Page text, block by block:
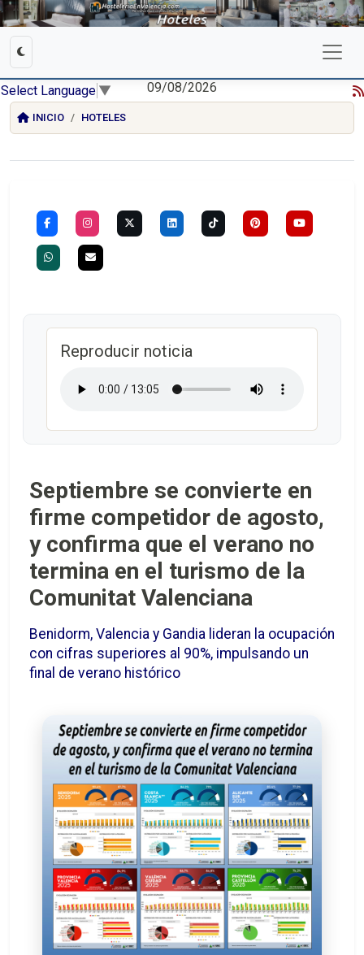
Select Language ▼ 09/08/2026
INICIO HOTELES
Reproducir noticia
Septiembre se convierte en
firme competidor de agosto,
y confirma que el verano no
termina en el turismo de la
Comunitat Valenciana
Benidorm, Valencia y Gandia lideran la ocupación
con cifras superiores al 90%, impulsando un
final de verano histórico